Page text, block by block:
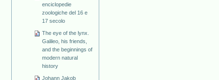
enciclopedie
zoologiche del 16 e
17 secolo
The eye of the lynx.
Galileo, his friends,
and the beginnings of
modern natural
history
Johann Jakob